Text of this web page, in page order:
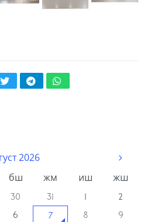
ТвиттерТелеграмWhatsapp
2026
бш жм иш жш
30 31
2
6 7 8
9